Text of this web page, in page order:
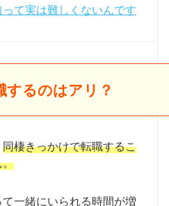
て実は難しくないんです
するのはアリ？
同棲きっかけで転職するこ
。
一緒にいられる時間が増